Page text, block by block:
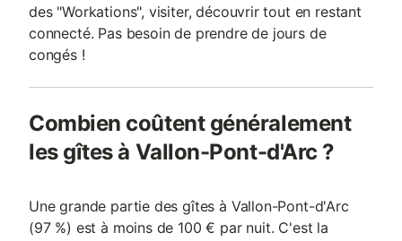
des "Workations", visiter, découvrir tout en restant
connecté. Pas besoin de prendre de jours de
congés !
Combien coûtent généralement
les gîtes à Vallon-Pont-d'Arc ?
Une grande partie des gîtes à Vallon-Pont-d'Arc
(97 %) est à moins de 100 € par nuit. C'est la